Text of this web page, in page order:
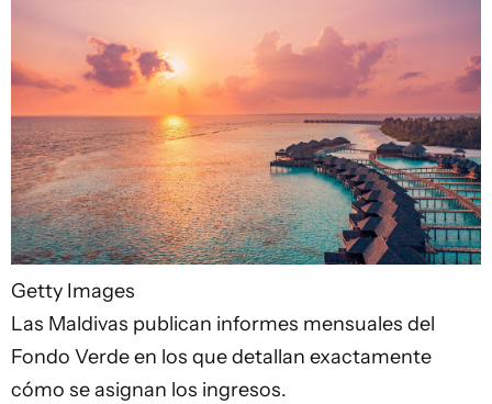
Getty Images
Las Maldivas publican informes mensuales del
Fondo Verde en los que detallan exactamente
cómo se asignan los ingresos.